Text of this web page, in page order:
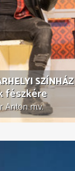
SZÍNHÁZ
fészkére
Antonm.v.